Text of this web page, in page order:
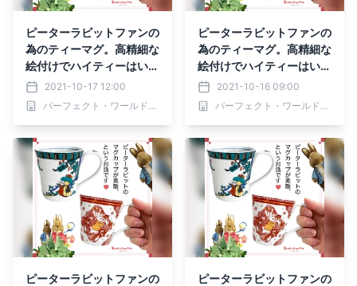
ピーターラビットファンの
為のティーマグ。高精細な
絵付けでハイティーはいか
がでしょうか？２色展開
で。
2021-10-17 12:00
パーフェクト・ワールド株式会社
ピーターラビットファンの
為のティーマグ。高精細な
絵付けでハイティーはいか
がでしょうか？２色展開
で。
2021-10-16 09:00
パーフェクト・ワールド株式会社
ピーターラビットファンの
ピーターラビットファンの